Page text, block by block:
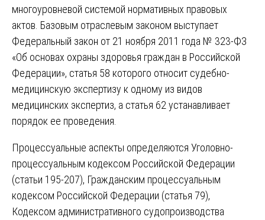
многоуровневой системой нормативных правовых
актов. Базовым отраслевым законом выступает
Федеральный закон от 21 ноября 2011 года № 323-ФЗ
«Об основах охраны здоровья граждан в Российской
Федерации», статья 58 которого относит судебно-
медицинскую экспертизу к одному из видов
медицинских экспертиз, а статья 62 устанавливает
порядок ее проведения.
Процессуальные аспекты определяются Уголовно-
процессуальным кодексом Российской Федерации
(статьи 195-207), Гражданским процессуальным
кодексом Российской Федерации (статья 79),
Кодексом административного судопроизводства